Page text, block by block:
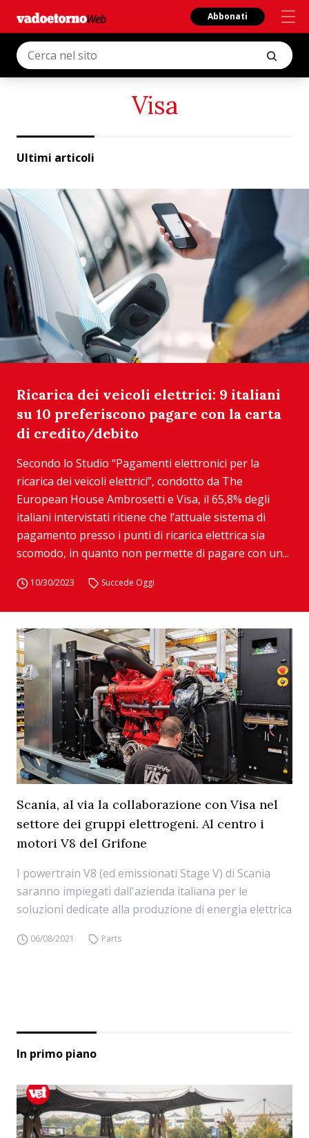
Abbonati
Visa
Ultimi articoli
Ricarica dei veicoli elettrici: 9 italiani
su 10 preferiscono pagare con la carta
di credito/debito
Secondo lo Studio “Pagamenti elettronici per la
ricarica dei veicoli elettrici”, condotto da The
European House Ambrosetti e Visa, il 65,8% degli
italiani intervistati ritiene che l’attuale sistema di
pagamento presso i punti di ricarica elettrica sia
scomodo, in quanto non permette di pagare con un...
10/30/2023 Succede Oggi
Scania, al via la collaborazione con Visa nel
settore dei gruppi elettrogeni. Al centro i
motori V8 del Grifone
I powertrain V8 (ed emissionati Stage V) di Scania
saranno impiegati dall'azienda italiana per le
soluzioni dedicate alla produzione di energia elettrica
06/08/2021 Parts
In primo piano